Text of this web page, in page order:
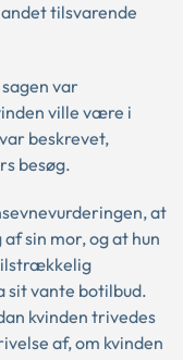
tilsvarende
var
ville være i
beskrevet,
besøg.
at
sin mor, og at hun
sit vante botilbud.
kvinden trivedes
af, om kvinden